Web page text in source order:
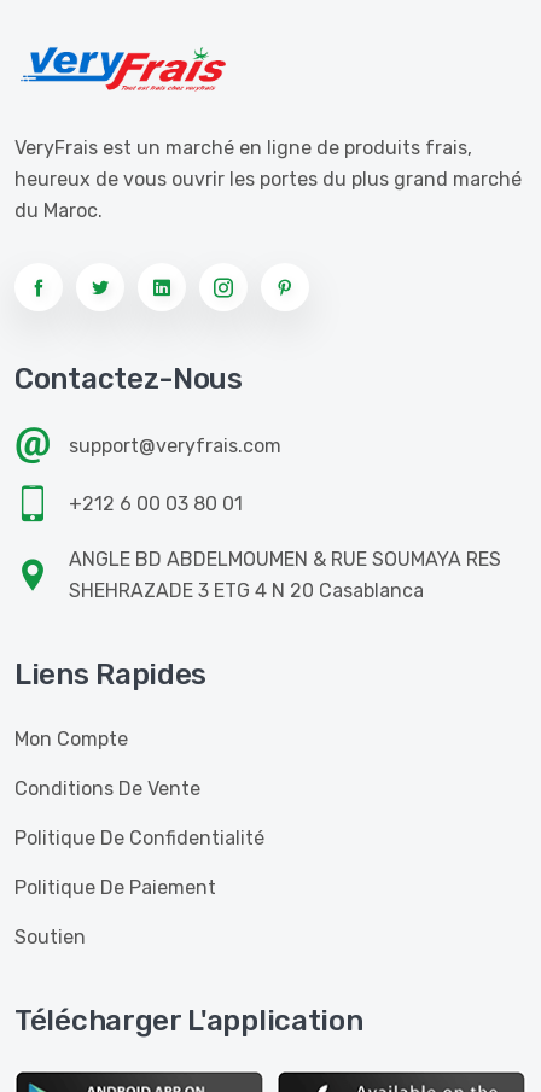
VeryFrais est un marché en ligne de produits frais,
heureux de vous ouvrir les portes du plus grand marché
du Maroc.
Contactez-Nous
support@veryfrais.com
+212 6 00 03 80 01
ANGLE BD ABDELMOUMEN & RUE SOUMAYA RES
SHEHRAZADE 3 ETG 4 N 20 Casablanca
Liens Rapides
Mon Compte
Conditions De Vente
Politique De Confidentialité
Politique De Paiement
Soutien
Télécharger L'application